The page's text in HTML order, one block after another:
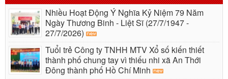
Nhiều Hoạt Động Ý Nghĩa Kỷ Niệm 79 Năm
Ngày Thương Binh - Liệt Sĩ (27/7/1947 -
27/7/2026)
Tuổi trẻ Công ty TNHH MTV Xổ số kiến thiết
thành phố chung tay vì thiếu nhi xã An Thới
Đông thành phố Hồ Chí Minh